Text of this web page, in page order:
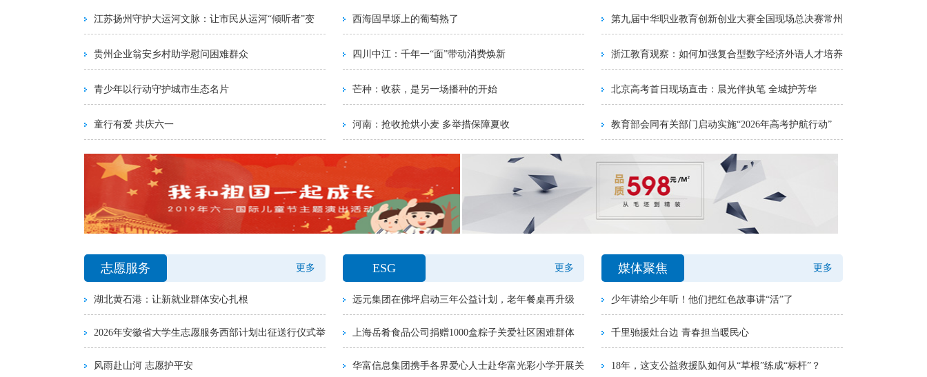
江苏扬州守护大运河文脉：让市民从运河“倾听者”变
贵州企业翁安乡村助学慰问困难群众
青少年以行动守护城市生态名片
童行有爱 共庆六一
西海固旱塬上的葡萄熟了
四川中江：千年一“面”带动消费焕新
芒种：收获，是另一场播种的开始
河南：抢收抢烘小麦 多举措保障夏收
第九届中华职业教育创新创业大赛全国现场总决赛常州
浙江教育观察：如何加强复合型数字经济外语人才培养
北京高考首日现场直击：晨光伴执笔 全城护芳华
教育部会同有关部门启动实施“2026年高考护航行动”
志愿服务 更多
湖北黄石港：让新就业群体安心扎根
2026年安徽省大学生志愿服务西部计划出征送行仪式举
风雨赴山河 志愿护平安
ESG 更多
远元集团在佛坪启动三年公益计划，老年餐桌再升级
上海岳肴食品公司捐赠1000盒粽子关爱社区困难群体
华富信息集团携手各界爱心人士赴华富光彩小学开展关
媒体聚焦 更多
少年讲给少年听！他们把红色故事讲“活”了
千里驰援灶台边 青春担当暖民心
18年，这支公益救援队如何从“草根”练成“标杆”？